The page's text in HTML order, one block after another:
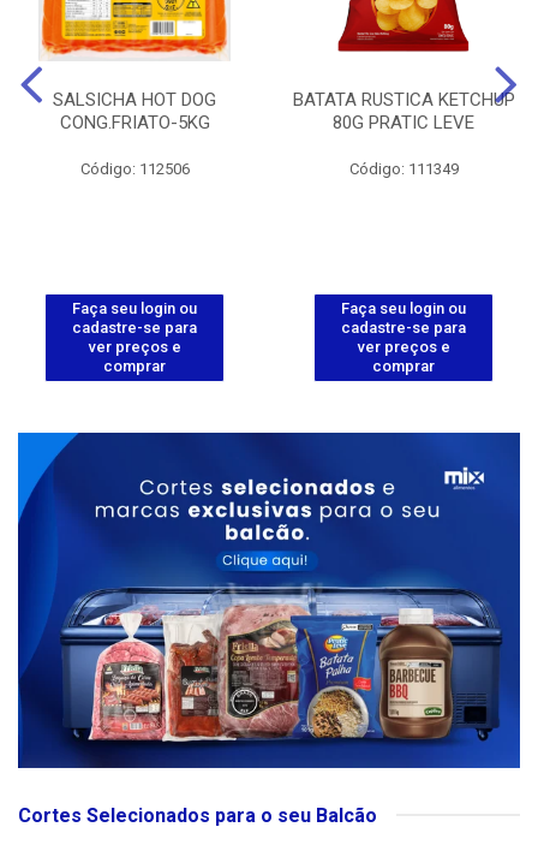
SALSICHA HOT DOG
CONG.FRIATO-5KG
Código: 112506
Faça seu login ou
cadastre-se para
ver preços e
comprar
BATATA RUSTICA KETCHUP
80G PRATIC LEVE
Código: 111349
Faça seu login ou
cadastre-se para
ver preços e
comprar
Cortes Selecionados para o seu Balcão